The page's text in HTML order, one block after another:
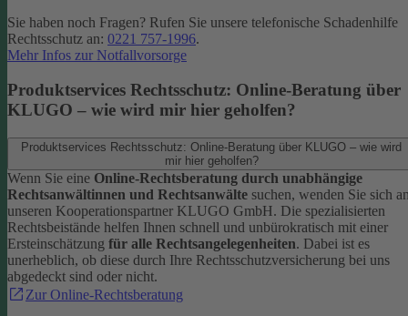
Sie haben noch Fragen? Rufen Sie unsere telefonische Schadenhilfe
Rechtsschutz an: 0221 757-1996.
Mehr Infos zur Notfallvorsorge
Produktservices Rechtsschutz: Online-Beratung über
KLUGO – wie wird mir hier geholfen?
Produktservices Rechtsschutz: Online-Beratung über KLUGO – wie wird
mir hier geholfen?
Wenn Sie eine Online-Rechtsberatung durch unabhängige
Rechtsanwältinnen und Rechtsanwälte suchen, wenden Sie sich
unseren Kooperationspartner KLUGO GmbH. Die spezialisierten
Rechtsbeistände helfen Ihnen schnell und unbürokratisch mit einer
Ersteinschätzung für alle Rechtsangelegenheiten. Dabei ist es
unerheblich, ob diese durch Ihre Rechtsschutzversicherung bei uns
abgedeckt sind oder nicht.
Zur Online-Rechtsberatung